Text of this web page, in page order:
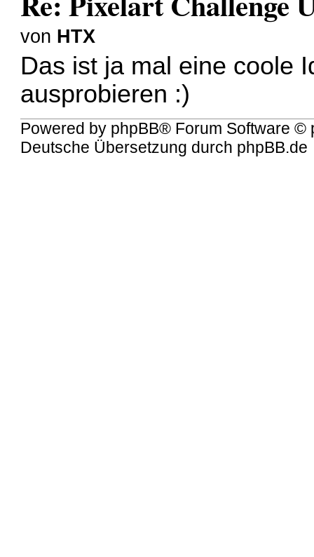
von HTX
Das ist ja mal eine coole
ausprobieren :)
Powered by phpBB® Forum Software ©
Deutsche Übersetzung durch phpBB.de